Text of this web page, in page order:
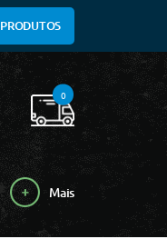
PRODUTOS
0
Mais